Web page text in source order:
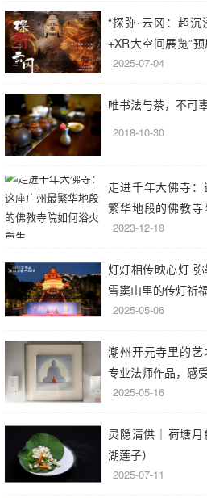
“探弥·云冈：超
+XR大空间展览”
窟云冈美术馆启幕
2025-07-04
唯书法与茶，不可辜
2018-10-30
走进千年大佛寺：
繁华地段的佛教寺
重生
2023-12-18
灯灯相传映心灯
雪窦山里的传灯祈
2025-05-06
潮州开元寺里的艺
专业法师作品，感
世界
2025-05-16
灵隐清供｜​荷塘
湖莲子）
2025-07-11